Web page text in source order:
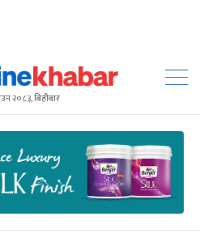
२०८३, बिहीबार